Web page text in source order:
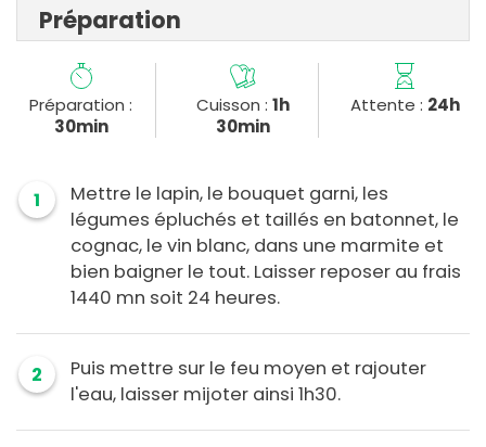
Préparation
Préparation :
30min
Cuisson : 1h
30min
Attente : 24h
1
Mettre le lapin, le bouquet garni, les
légumes épluchés et taillés en batonnet, le
cognac, le vin blanc, dans une marmite et
bien baigner le tout. Laisser reposer au frais
1440 mn soit 24 heures.
2
Puis mettre sur le feu moyen et rajouter
l'eau, laisser mijoter ainsi 1h30.